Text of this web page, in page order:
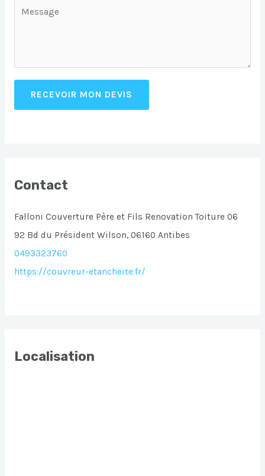
RECEVOIR MON DEVIS
Contact
Falloni Couverture Père et Fils Renovation Toiture 06
92 Bd du Président Wilson, 06160 Antibes
0493323760
https://couvreur-etancheite.fr/
Localisation